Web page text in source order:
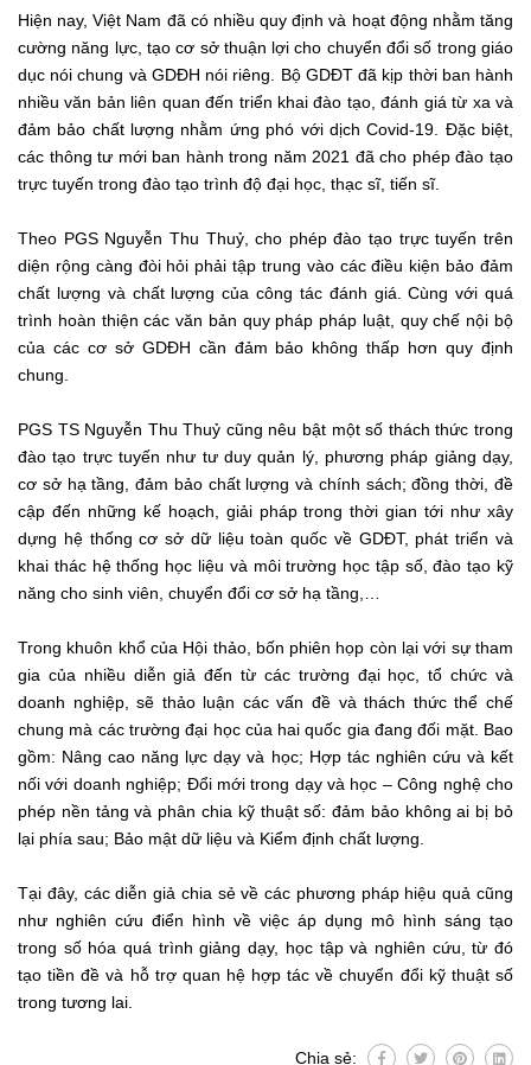
Hiện nay, Việt Nam đã có nhiều quy định và hoạt động nhằm tăng
cường năng lực, tạo cơ sở thuận lợi cho chuyển đổi số trong giáo
dục nói chung và GDĐH nói riêng. Bộ GDĐT đã kịp thời ban hành
nhiều văn bản liên quan đến triển khai đào tạo, đánh giá từ xa và
đảm bảo chất lượng nhằm ứng phó với dịch Covid-19. Đặc biệt,
các thông tư mới ban hành trong năm 2021 đã cho phép đào tạo
trực tuyến trong đào tạo trình độ đại học, thạc sĩ, tiến sĩ.
Theo PGS Nguyễn Thu Thuỷ, cho phép đào tạo trực tuyến trên
diện rộng càng đòi hỏi phải tập trung vào các điều kiện bảo đảm
chất lượng và chất lượng của công tác đánh giá. Cùng với quá
trình hoàn thiện các văn bản quy pháp pháp luật, quy chế nội bộ
của các cơ sở GDĐH cần đảm bảo không thấp hơn quy định
chung.
PGS TS Nguyễn Thu Thuỷ cũng nêu bật một số thách thức trong
đào tạo trực tuyến như tư duy quản lý, phương pháp giảng dạy,
cơ sở hạ tầng, đảm bảo chất lượng và chính sách; đồng thời, đề
cập đến những kế hoạch, giải pháp trong thời gian tới như xây
dựng hệ thống cơ sở dữ liệu toàn quốc về GDĐT, phát triển và
khai thác hệ thống học liệu và môi trường học tập số, đào tạo kỹ
năng cho sinh viên, chuyển đổi cơ sở hạ tầng,…
Trong khuôn khổ của Hội thảo, bốn phiên họp còn lại với sự tham
gia của nhiều diễn giả đến từ các trường đại học, tổ chức và
doanh nghiệp, sẽ thảo luận các vấn đề và thách thức thể chế
chung mà các trường đại học của hai quốc gia đang đối mặt. Bao
gồm: Nâng cao năng lực dạy và học; Hợp tác nghiên cứu và kết
nối với doanh nghiệp; Đổi mới trong dạy và học – Công nghệ cho
phép nền tảng và phân chia kỹ thuật số: đảm bảo không ai bị bỏ
lại phía sau; Bảo mật dữ liệu và Kiểm định chất lượng.
Tại đây, các diễn giả chia sẻ về các phương pháp hiệu quả cũng
như nghiên cứu điển hình về việc áp dụng mô hình sáng tạo
trong số hóa quá trình giảng dạy, học tập và nghiên cứu, từ đó
tạo tiền đề và hỗ trợ quan hệ hợp tác về chuyển đổi kỹ thuật số
trong tương lai.
Chia sẻ: